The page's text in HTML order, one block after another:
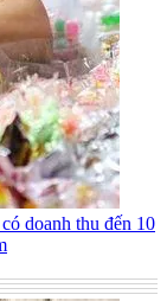
doanh thu đến 10